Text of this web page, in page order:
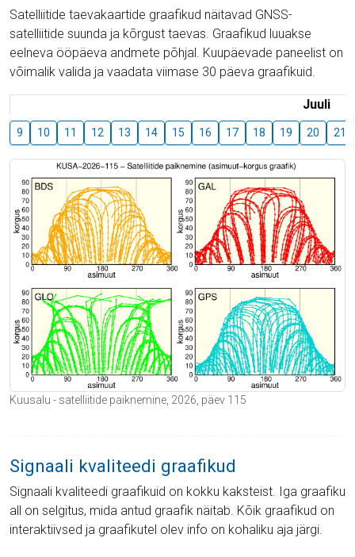
Satelliitide taevakaartide graafikud näitavad GNSS-
satelliitide suunda ja kõrgust taevas. Graafikud luuakse
eelneva ööpäeva andmete põhjal. Kuupäevade paneelist on
võimalik valida ja vaadata viimase 30 päeva graafikuid.
Juuli
9 10 11 12 13 14 15 16 17 18 19 20 21
Kuusalu - satelliitide paiknemine, 2026, päev 115
Signaali kvaliteedi graafikud
Signaali kvaliteedi graafikuid on kokku kaksteist. Iga graafiku
all on selgitus, mida antud graafik näitab. Kõik graafikud on
interaktiivsed ja graafikutel olev info on kohaliku aja järgi.